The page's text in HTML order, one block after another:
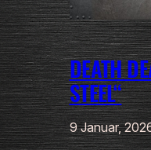
DEATH
STEEL“
9 Januar,